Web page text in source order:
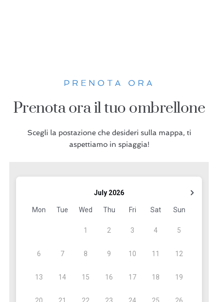
PRENOTA ORA
Prenota ora il tuo ombrellone
Scegli la postazione che desideri sulla mappa, ti
aspettiamo in spiaggia!